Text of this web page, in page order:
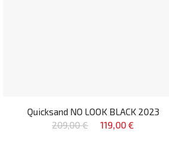
Quicksand NO LOOK BLACK 2023
209,00 €
119,00 €